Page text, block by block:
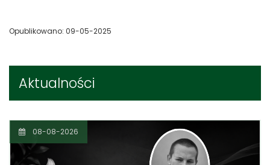
Aktualności
08-08-2026
Opublikowano: 09-05-2025